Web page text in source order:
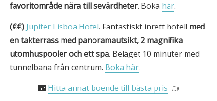
favoritområde nära till sevärdheter. Boka här.
(€€) Jupiter Lisboa Hotel. Fantastiskt inrett hotell med
en takterrass med panoramautsikt, 2 magnifika
utomhuspooler ochett spa. Beläget 10 minuter med
tunnelbana från centrum. Boka här.
🌃 Hitta annat boende till bästa pris 👈